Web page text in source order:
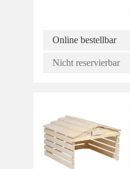
Online bestellbar
Nicht reservierbar